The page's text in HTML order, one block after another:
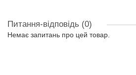
Питання-відповідь (0)
Немає запитань про цей товар.